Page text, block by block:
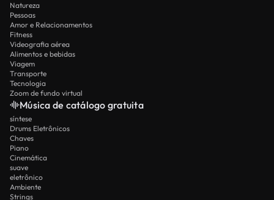
Natureza
Pessoas
Amor e Relacionamentos
Fitness
Videografia aérea
Alimentos e bebidas
Viagem
Transporte
Tecnologia
Zoom de fundo virtual
Música de catálogo gratuita
síntese
Drums Eletrônicos
Chaves
Piano
Cinemática
suave
eletrônico
Ambiente
Strings